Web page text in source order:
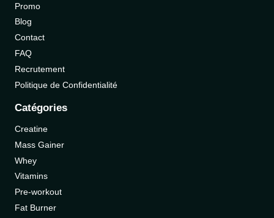
Promo
Blog
Contact
FAQ
Recrutement
Politique de Confidentialité
Catégories
Creatine
Mass Gainer
Whey
Vitamins
Pre-workout
Fat Burner